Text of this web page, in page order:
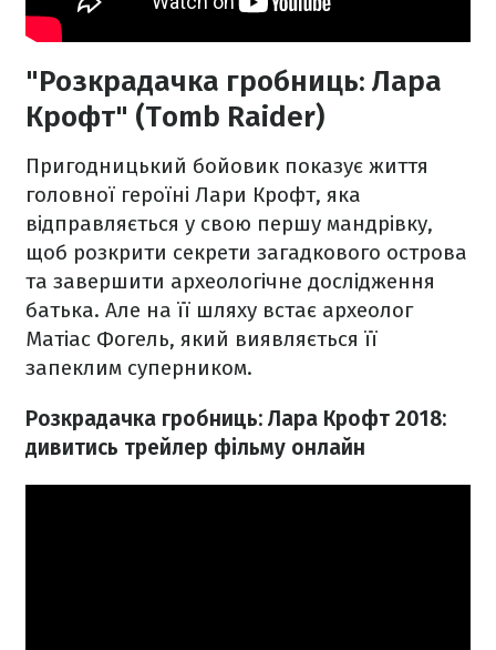
"Розкрадачка гробниць: Лара
Крофт" (Tomb Raider)
Пригодницький бойовик показує життя
головної героїні Лари Крофт, яка
відправляється у свою першу мандрівку,
щоб розкрити секрети загадкового острова
та завершити археологічне дослідження
батька. Але на її шляху встає археолог
Матіас Фогель, який виявляється її
запеклим суперником.
Розкрадачка гробниць: Лара Крофт 2018:
дивитись трейлер фільму онлайн